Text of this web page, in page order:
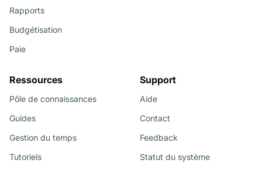
Rapports
Budgétisation
Paie
Ressources
Pôle de connaissances
Guides
Gestion du temps
Tutoriels
Support
Aide
Contact
Feedback
Statut du système